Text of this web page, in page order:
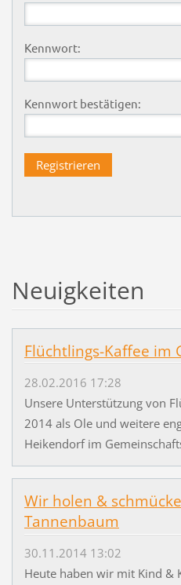
Kennwort:
Kennwort bestätigen:
Neuigkeiten
Flüchtlings-Kaffee im
28.02.2016 17:28
Unsere Unterstützung von
2014 als Ole und weitere
Heikendorf im
Wir holen &
Tannenbaum
30.11.2014 13:02
Heute haben wir mit Kind &